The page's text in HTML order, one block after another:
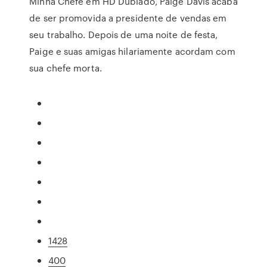
de ser promovida a presidente de vendas em
seu trabalho. Depois de uma noite de festa,
Paige e suas amigas hilariamente acordam com
sua chefe morta.
1428
400